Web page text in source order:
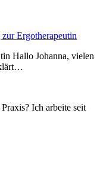
Ergotherapeutin
Hallo Johanna, vielen
Ich arbeite seit